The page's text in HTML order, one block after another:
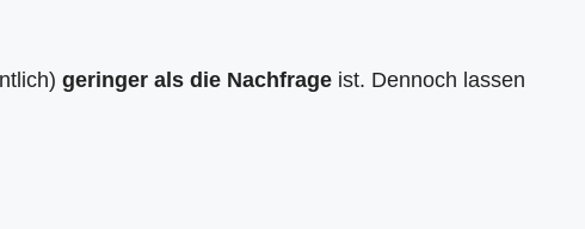
geringer als die Nachfrage ist. Dennoch lassen